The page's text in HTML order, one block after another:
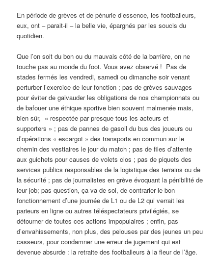
En période de grèves et de pénurie d’essence, les footballeurs,
eux, ont – parait-il – la belle vie, épargnés par les soucis du
quotidien.
Que l’on soit du bon ou du mauvais côté de la barrière, on ne
touche pas au monde du foot. Vous avez observé ! Pas de
stades fermés les vendredi, samedi ou dimanche soir venant
perturber l’exercice de leur fonction ; pas de grèves sauvages
pour éviter de galvauder les obligations de nos championnats ou
de bafouer une éthique sportive bien souvent malmenée mais,
bien sûr, « respectée par presque tous les acteurs et
supporters » ; pas de pannes de gasoil du bus des joueurs ou
d’opérations « escargot » des transports en commun sur le
chemin des vestiaires le jour du match ; pas de files d’attente
aux guichets pour causes de volets clos ; pas de piquets des
services publics responsables de la logistique des terrains ou de
la sécurité ; pas de journalistes en grève évoquant la pénibilité de
leur job; pas question, ça va de soi, de contrarier le bon
fonctionnement d’une journée de L1 ou de L2 qui verrait les
parieurs en ligne ou autres téléspectateurs privilégiés, se
détourner de toutes ces actions impopulaires ; enfin, pas
d’envahissements, non plus, des pelouses par des jeunes un peu
casseurs, pour condamner une erreur de jugement qui est
devenue absurde : la retraite des footballeurs à la fleur de l’âge.